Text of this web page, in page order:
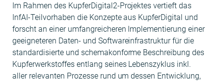
Im Rah­men des Kupfer­Dig­i­tal2-Pro­jek­tes ver­tieft das
InfAI-Teil­vorhaben die Konzepte aus Kupfer­Dig­i­tal und
forscht an ein­er umfan­gre­icheren Imple­men­tierung ein­er
geeigneteren Dat­en- und Soft­ware­in­fra­struk­tur für die
stan­dar­d­isierte und schemakon­forme Beschrei­bung des
Kupfer­w­erk­stoffes ent­lang seines Leben­szyk­lus inkl.
aller rel­e­van­ten Prozesse rund um dessen Entwick­lung,